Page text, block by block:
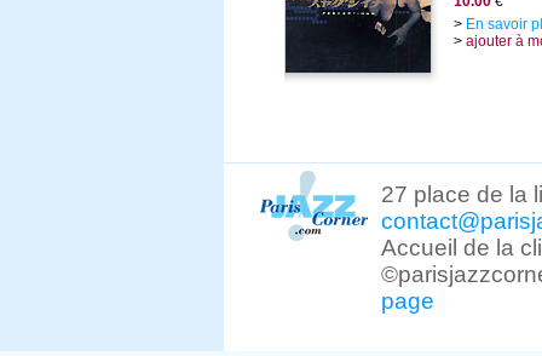
> En savoir
> ajouter à
27 place de la
Accueil de la
page